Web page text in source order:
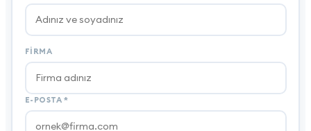
FIRMA
E-POSTA *